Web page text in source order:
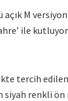
M
ile
tercih
renkli ön